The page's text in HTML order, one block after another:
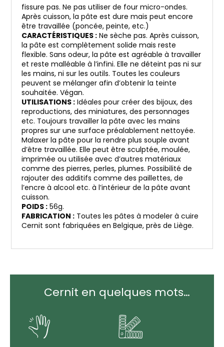
fissure pas. Ne pas utiliser de four micro-ondes.
Après cuisson, la pâte est dure mais peut encore
être travaillée (poncée, peinte, etc.)
CARACTÉRISTIQUES : Ne sèche pas. Après cuisson,
la pâte est complètement solide mais reste
flexible. Sans odeur, la pâte est agréable à travailler
et reste malléable à l’infini. Elle ne déteint pas ni sur
les mains, ni sur les outils. Toutes les couleurs
peuvent se mélanger afin d’obtenir la teinte
souhaitée. Végan.
UTILISATIONS : Idéales pour créer des bijoux, des
reproductions, des miniatures, des personnages
etc. Toujours travailler la pâte avec les mains
propres sur une surface préalablement nettoyée.
Malaxer la pâte pour la rendre plus souple avant
d’être travaillée. Elle peut être sculptée, moulée,
imprimée ou utilisée avec d’autres matériaux
comme des pierres, perles, plumes. Possibilité de
rajouter des additifs comme des paillettes, de
l’encre à alcool etc. à l’intérieur de la pâte avant
cuisson.
POIDS : 56g.
FABRICATION : Toutes les pâtes à modeler à cuire
Cernit sont fabriquées en Belgique, près de Liège.
Cernit en quelques mots…